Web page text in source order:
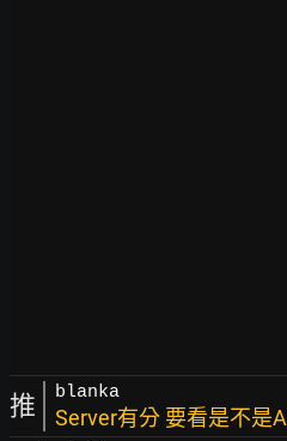
推 blanka
Server有分 要看是不是